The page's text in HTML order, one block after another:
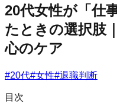
20代女性が「仕
たときの選択肢
心のケア
#20代#女性#退職判断
目次